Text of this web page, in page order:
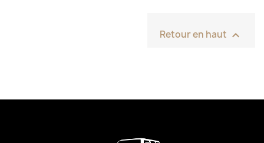
Retour en haut 